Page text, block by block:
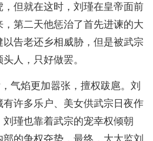
但就在这时，刘瑾在皇帝面前
第二天他惩治了首先进谏的大
告老还乡相威胁，但是被武宗
人，只好做罢。
气焰更加嚣张，擅权跋扈。刘
许多乐户、美女供武宗日夜作
瑾也靠着武宗的宠幸权倾朝